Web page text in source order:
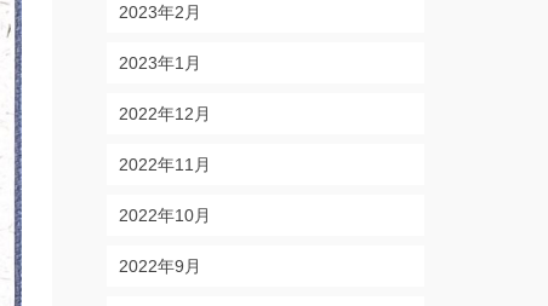
2023年2月
2023年1月
2022年12月
2022年11月
2022年10月
2022年9月